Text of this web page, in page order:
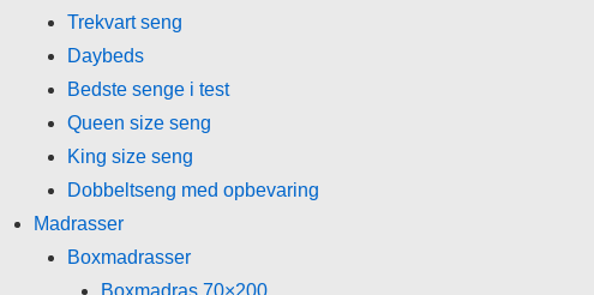
Trekvart seng
Daybeds
Bedste senge i test
Queen size seng
King size seng
Dobbeltseng med opbevaring
Madrasser
Boxmadrasser
Boxmadras 70×200